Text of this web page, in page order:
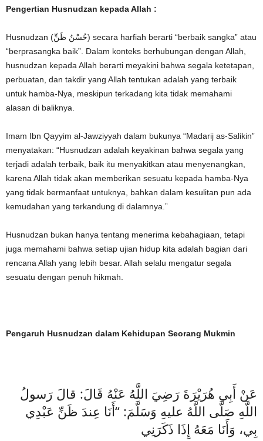
Pengertian Husnudzan kepada Allah :
Husnudzan (حُسْنُ ظَنٍّ) secara harfiah berarti “berbaik sangka” atau
“berprasangka baik”. Dalam konteks berhubungan dengan Allah,
husnudzan kepada Allah berarti meyakini bahwa segala ketetapan,
perbuatan, dan takdir yang Allah tentukan adalah yang terbaik
untuk hamba-Nya, meskipun terkadang kita tidak memahami
alasan di baliknya.
Imam Ibn Qayyim al-Jawziyyah dalam bukunya “Madarij as-Salikin”
menyatakan: “Husnudzan adalah keyakinan bahwa segala yang
terjadi adalah terbaik, baik itu menyakitkan atau menyenangkan,
karena Allah tidak akan memberikan sesuatu kepada hamba-Nya
yang tidak bermanfaat untuknya, bahkan dalam kesulitan pun ada
kemudahan yang terkandung di dalamnya.”
Husnudzan bukan hanya tentang menerima kebahagiaan, tetapi
juga memahami bahwa setiap ujian hidup kita adalah bagian dari
rencana Allah yang lebih besar. Allah selalu mengatur segala
sesuatu dengan penuh hikmah.
Pengaruh Husnudzan dalam Kehidupan Seorang Mukmin
عَنْ أَبِي هُرَيْرَةَ رَضِيَ اللَّهُ عَنْهُ قَالَ: قالَ رَسولُ
اللَّهِ صَلَّى اللَّهُ عليهِ وَسَلَّمَ: “أَنَا عِندَ ظَنِّ عَبْدِي
بِي، وَأَنَا مَعَهُ إِذَا ذَكَرَنِي